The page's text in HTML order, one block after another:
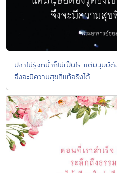
ปลาไม่รู้จักน้ำก็ไม่เป็นไร แต่มนุษย์
จึงจะมีความสุขที่แท้จริงได้